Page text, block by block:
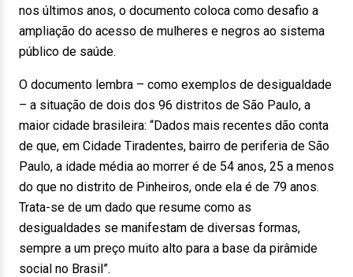
nos últimos anos, o documento coloca como desafio a
ampliação do acesso de mulheres e negros ao sistema
público de saúde.
O documento lembra – como exemplos de desigualdade
– a situação de dois dos 96 distritos de São Paulo, a
maior cidade brasileira: “Dados mais recentes dão conta
de que, em Cidade Tiradentes, bairro de periferia de São
Paulo, a idade média ao morrer é de 54 anos, 25 a menos
do que no distrito de Pinheiros, onde ela é de 79 anos.
Trata-se de um dado que resume como as
desigualdades se manifestam de diversas formas,
sempre a um preço muito alto para a base da pirâmide
social no Brasil”.